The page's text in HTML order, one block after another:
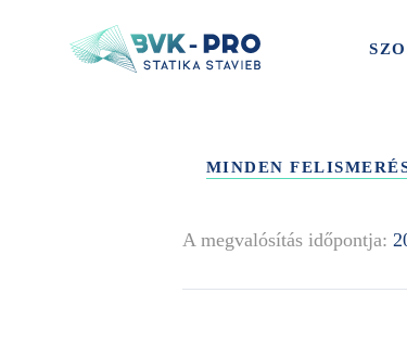
MINDEN
A megvalósítás időpontja: